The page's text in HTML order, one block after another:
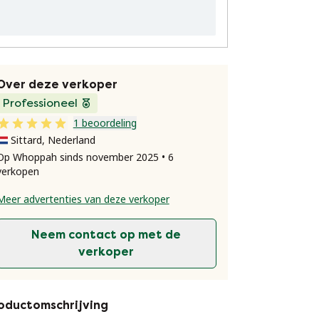
deze verkoper
Professioneel
1 beoordeling
Sittard, Nederland
Whoppah sinds november 2025 • 6
advertenties van deze verkoper
Neem contact op met de
verkoper